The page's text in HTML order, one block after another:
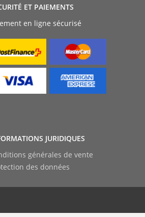
des données
générales de vente
JURIDIQUES
en ligne sécurisé
ET PAIEMENTS